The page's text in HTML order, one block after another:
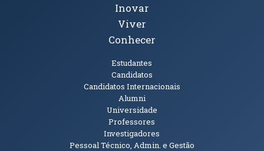
Inovar
Viver
Conhecer
Estudantes
Candidatos
Candidatos Internacionais
Alumni
Universidade
Professores
Investigadores
Pessoal Técnico, Admin. e Gestão